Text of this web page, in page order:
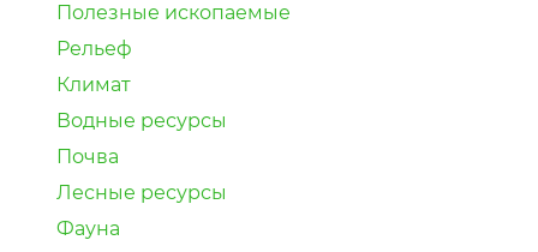
Полезные ископаемые
Рельеф
Климат
Водные ресурсы
Почва
Лесные ресурсы
Фауна